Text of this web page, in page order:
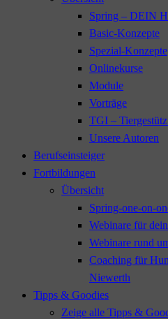
Spring – DEIN
Basic-Konzepte
Spezial-Konzepte
Onlinekurse
Module
Vorträge
TGI –
Unsere Autoren
Berufseinsteiger
Fortbildungen
Übersicht
Spring-one-on-
Webinare für
Webinare rund
Coaching für
Niewerth
Tipps & Goodies
Zeige alle Tipps &